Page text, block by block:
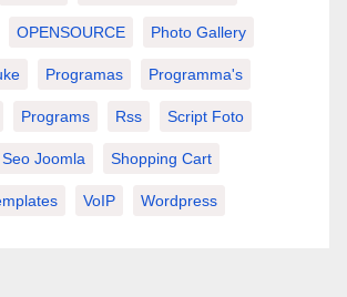
OPENSOURCE Photo Gallery
Programas Programma's
Programs Rss Script Foto
Seo Joomla Shopping Cart
VoIP Wordpress